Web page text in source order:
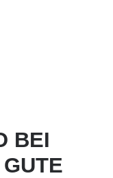
BEI